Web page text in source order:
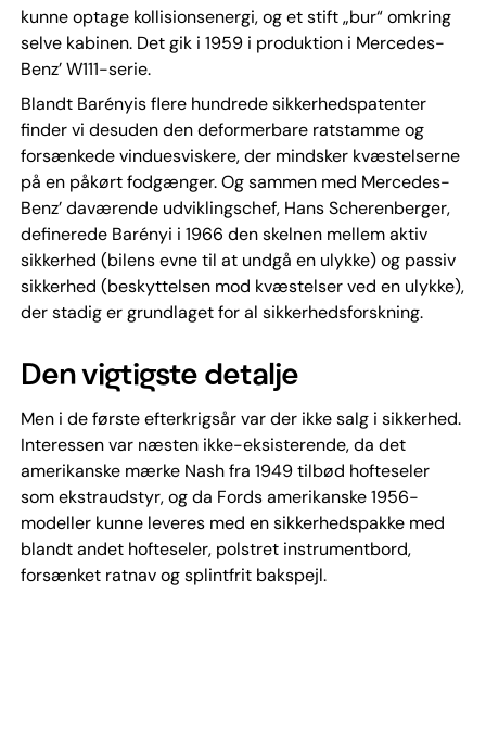
kunne optage kollisionsenergi, og et stift „bur“ omkring
selve kabinen. Det gik i 1959 i produktion i Mercedes-
Benz’ W111-serie.
Blandt Barényis flere hundrede sikkerhedspatenter
finder vi desuden den deformerbare ratstamme og
forsænkede vinduesviskere, der mindsker kvæstelserne
på en påkørt fodgænger. Og sammen med Mercedes-
Benz’ daværende udviklingschef, Hans Scherenberger,
definerede Barényi i 1966 den skelnen mellem aktiv
sikkerhed (bilens evne til at undgå en ulykke) og passiv
sikkerhed (beskyttelsen mod kvæstelser ved en ulykke),
der stadig er grundlaget for al sikkerhedsforskning.
Den vigtigste detalje
Men i de første efterkrigsår var der ikke salg i sikkerhed.
Interessen var næsten ikke-eksisterende, da det
amerikanske mærke Nash fra 1949 tilbød hofteseler
som ekstraudstyr, og da Fords amerikanske 1956-
modeller kunne leveres med en sikkerhedspakke med
blandt andet hofteseler, polstret instrumentbord,
forsænket ratnav og splintfrit bakspejl.